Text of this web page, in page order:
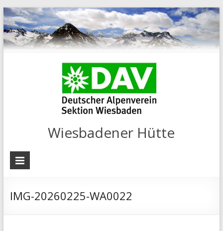
Wiesbadener Hütte
IMG-20260225-WA0022